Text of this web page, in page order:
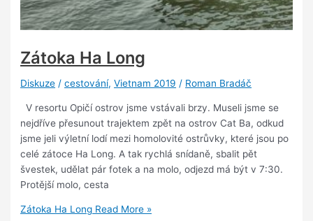
Zátoka Ha Long
Diskuze /cestování,Vietnam 2019 / Roman Bradáč
V resortu Opičí ostrov jsme vstávali brzy. Museli jsme se
nejdříve přesunout trajektem zpět na ostrov Cat Ba, odkud
jsme jeli výletní lodí mezi homolovité ostrůvky, které jsou po
celé zátoce Ha Long. A tak rychlá snídaně, sbalit pět
švestek, udělat pár fotek a na molo, odjezd má být v 7:30.
Protější molo, cesta
Zátoka Ha Long Read More »